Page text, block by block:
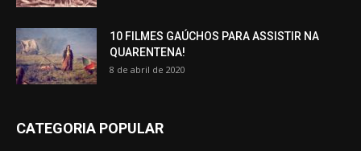
10 FILMES GAÚCHOS PARA ASSISTIR NA
QUARENTENA!
8 de abril de 2020
CATEGORIA POPULAR